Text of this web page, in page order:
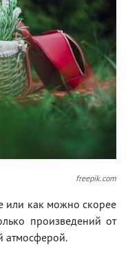
freepik.com
или как можно скорее
произведений от
атмосферой.